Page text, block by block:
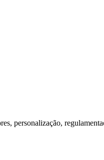
personalização,